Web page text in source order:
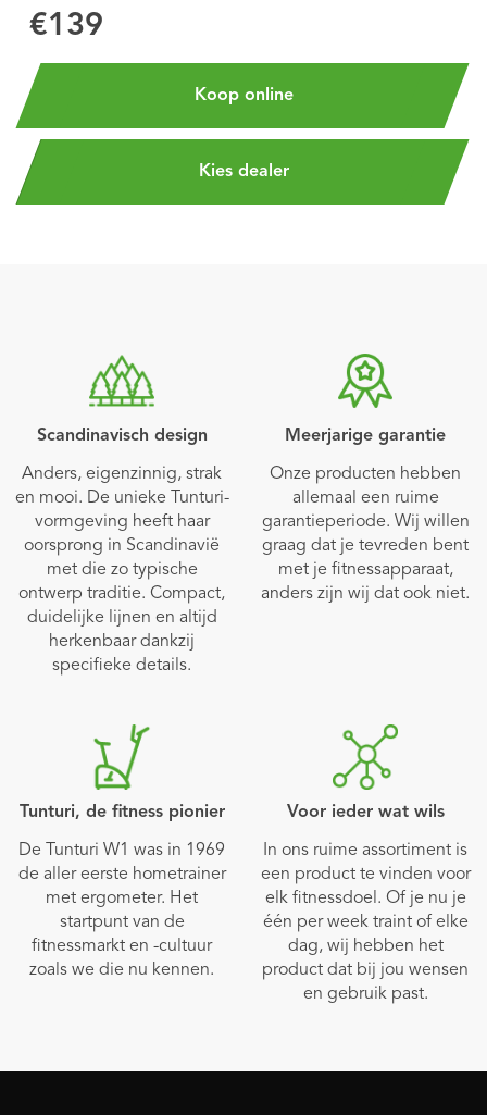
€139
Koop online
Kies dealer
Scandinavisch design
Anders, eigenzinnig, strak
en mooi. De unieke Tunturi-
vormgeving heeft haar
oorsprong in Scandinavië
met die zo typische
ontwerp traditie. Compact,
duidelijke lijnen en altijd
herkenbaar dankzij
specifieke details.
Meerjarige garantie
Onze producten hebben
allemaal een ruime
garantieperiode. Wij willen
graag dat je tevreden bent
met je fitnessapparaat,
anders zijn wij dat ook niet.
Tunturi, de fitness pionier
De Tunturi W1 was in 1969
de aller eerste hometrainer
met ergometer. Het
startpunt van de
fitnessmarkt en -cultuur
zoals we die nu kennen.
Voor ieder wat wils
In ons ruime assortiment is
een product te vinden voor
elk fitnessdoel. Of je nu je
één per week traint of elke
dag, wij hebben het
product dat bij jou wensen
en gebruik past.